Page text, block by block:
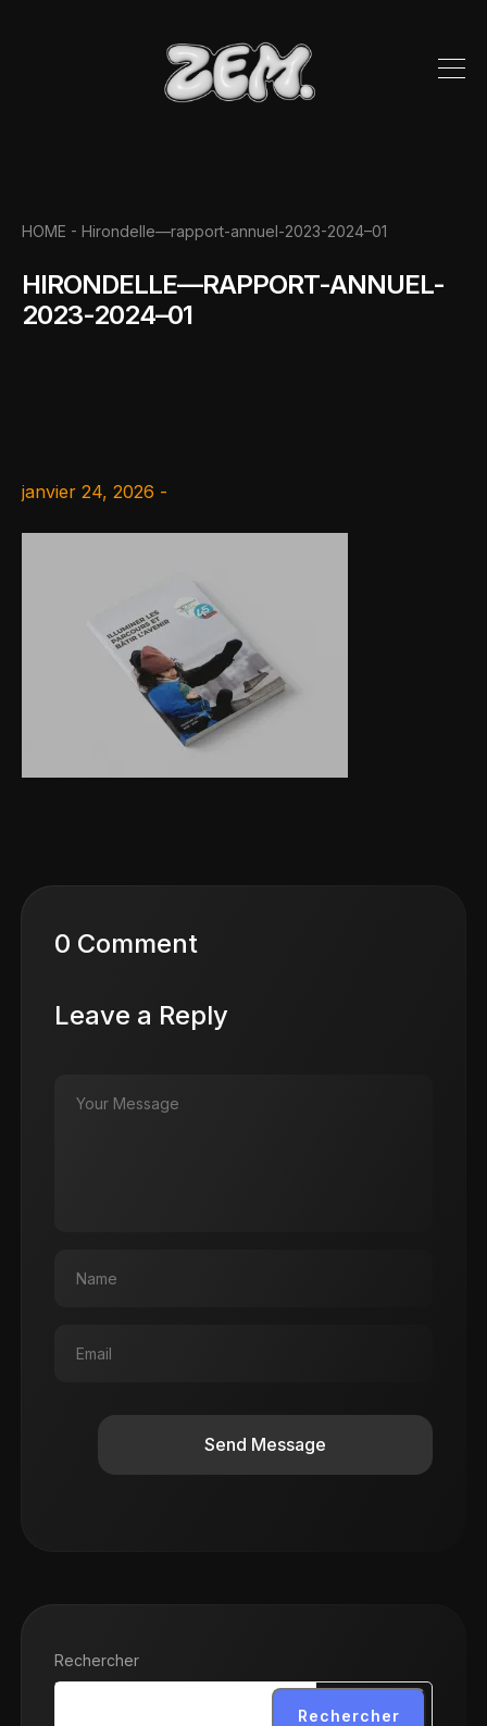
HOME - Hirondelle—rapport-annuel-2023-2024–01
HIRONDELLE—RAPPORT-ANNUEL-
2023-2024–01
janvier 24, 2026 -
0 Comment
Leave a Reply
Send Message
Rechercher
Rechercher